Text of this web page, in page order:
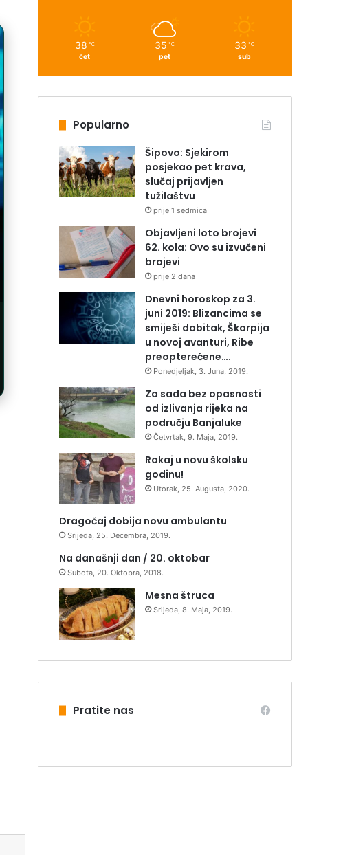
38 ℃
čet
35 ℃
pet
33 ℃
sub
Popularno
Šipovo: Sjekirom
posjekao pet krava,
slučaj prijavljen
tužilaštvu
prije 1 sedmica
Objavljeni loto brojevi
62. kola: Ovo su izvučeni
brojevi
prije 2 dana
Dnevni horoskop za 3.
juni 2019: Blizancima se
smiješi dobitak, Škorpija
u novoj avanturi, Ribe
preopterećene….
Ponedjeljak, 3. Juna, 2019.
Za sada bez opasnosti
od izlivanja rijeka na
području Banjaluke
Četvrtak, 9. Maja, 2019.
Rokaj u novu školsku
godinu!
Utorak, 25. Augusta, 2020.
Dragočaj dobija novu ambulantu
Srijeda, 25. Decembra, 2019.
Na današnji dan / 20. oktobar
Subota, 20. Oktobra, 2018.
Mesna štruca
Srijeda, 8. Maja, 2019.
Pratite nas